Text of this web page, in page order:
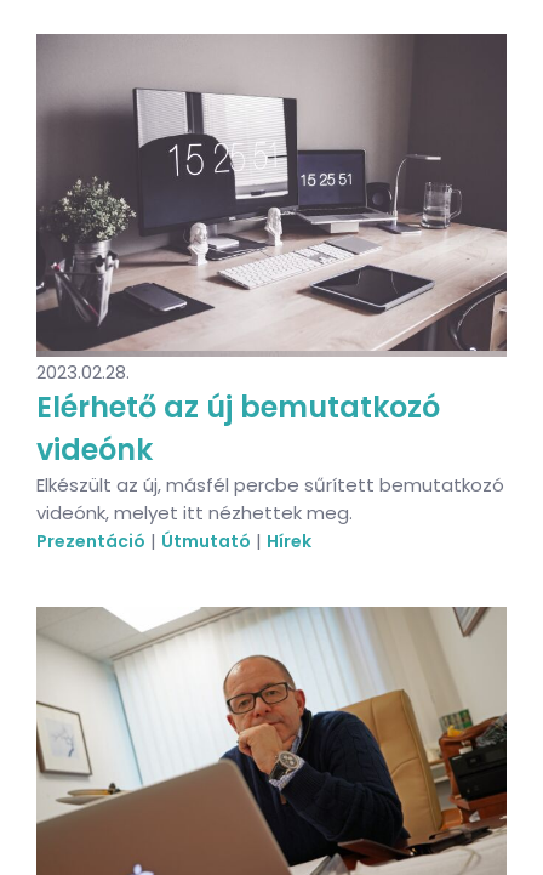
2023.02.28.
Elérhető az új bemutatkozó
videónk
Elkészült az új, másfél percbe sűrített bemutatkozó
videónk, melyet itt nézhettek meg.
Prezentáció | Útmutató | Hírek